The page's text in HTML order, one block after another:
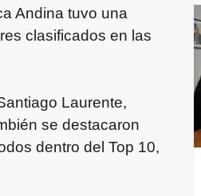
Andina tuvo una
clasificados en las
Laurente,
se destacaron
dentro del Top 10,